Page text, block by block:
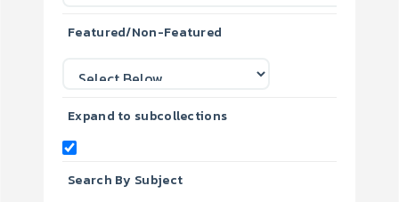
Featured/Non-Featured
Expand to subcollections
Search By Subject